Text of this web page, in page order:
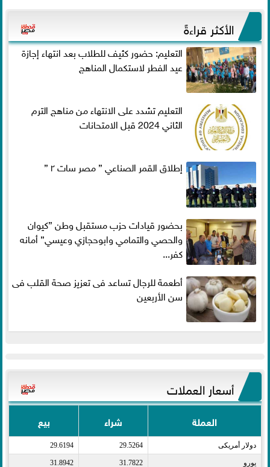
الأكثر قراءةً
التعليم: حضور كثيف للطلاب بعد انتهاء إجازة
عيد الفطر لاستكمال المناهج
التعليم تشدد على الانتهاء من مناهج الترم
الثاني 2024 قبل الامتحانات
إطلاق القمر الصناعي ” مصر سات ٢ ”
بحضور قيادات حزب مستقبل وطن ”كيوان
والحصي والتمامي وابوحجازي وعيسي” أمانه
كفر...
أطعمة للرجال تساعد فى تعزيز صحة القلب فى
سن الأربعين
أسعار العملات
العملة شراء بيع
دولار أمريكى​ 29.5264
29.6194
يورو​ 31.7822
31.8942